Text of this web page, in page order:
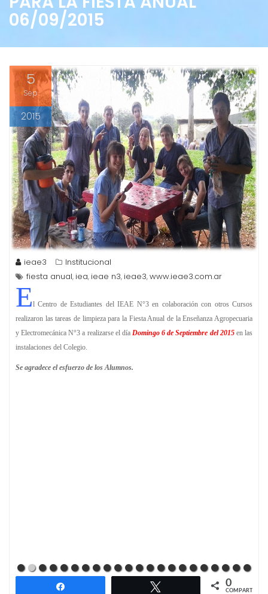
06/09/2015
5
Sep
2015
ieae3
Institucional
fiesta anual, iea, ieae n3, ieae3,www.ieae3.com.ar
El Centro de Estudiantes del IEAE N°3 en colaboración con otros Cursos
realizaron las tareas de limpieza para la Fiesta Anual de la Enseñanza Agropecuaria
y Electromecánica N°3 a realizarse el día Domingo 6 de Septiembre del 2015en las
instalaciones del Colegio.
Se agradece el esfuerzo de los Alumnos.
0
COMPARTIR